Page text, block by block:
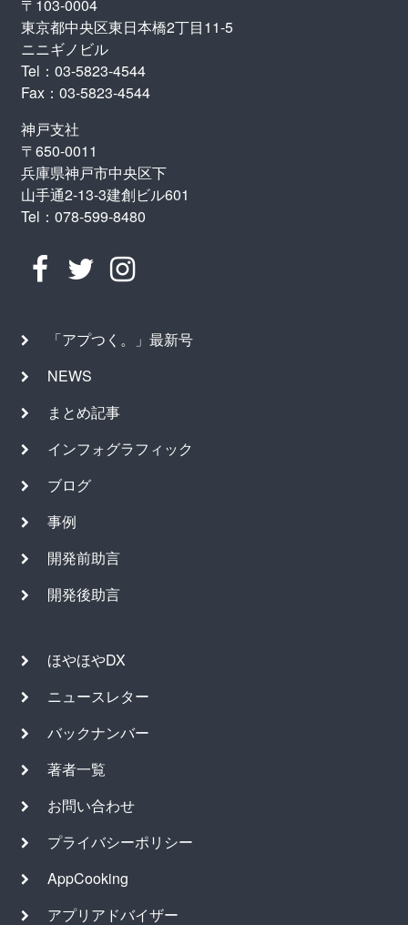
〒103-0004
東京都中央区東日本橋2丁目11-5
ニニギノビル
Tel：03-5823-4544
Fax：03-5823-4544
神戸支社
〒650-0011
兵庫県神戸市中央区下
山手通2-13-3建創ビル601
Tel：078-599-8480
「アプつく。」最新号
NEWS
まとめ記事
インフォグラフィック
ブログ
事例
開発前助言
開発後助言
ほやほやDX
ニュースレター
バックナンバー
著者一覧
お問い合わせ
プライバシーポリシー
AppCooking
アプリアドバイザー